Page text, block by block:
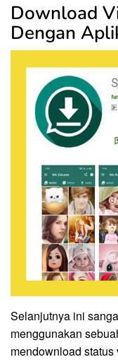
Download
Dengan
Selanjutnya ini
menggunakan
mendownload